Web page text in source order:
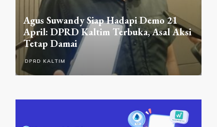
Aksi
DPRD SAMARINDA
DPRD Samarinda Sosialisasikan
Raperda Sempadan Sungai di Gunung
Lingai, Warga Akui Baru Paham
Aturannya